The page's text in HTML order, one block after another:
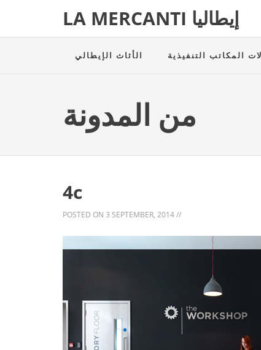
LA MERCANTI إيطاليا
الأثاث الإيطالي المكاتب التنفيذية
من المدونة
4c
POSTED ON 3 SEPTEMBER, 2014//